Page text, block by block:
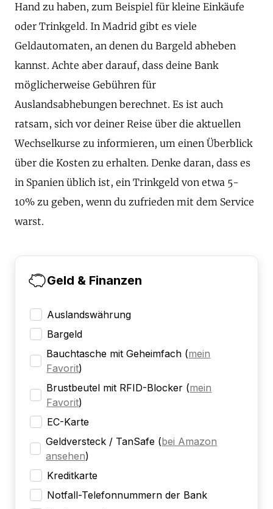
Hand zu haben, zum Beispiel für kleine Einkäufe
oder Trinkgeld. In Madrid gibt es viele
Geldautomaten, an denen du Bargeld abheben
kannst. Achte aber darauf, dass deine Bank
möglicherweise Gebühren für
Auslandsabhebungen berechnet. Es ist auch
ratsam, sich vor deiner Reise über die aktuellen
Wechselkurse zu informieren, um einen Überblick
über die Kosten zu erhalten. Denke daran, dass es
in Spanien üblich ist, ein Trinkgeld von etwa 5-
10% zu geben, wenn du zufrieden mit dem Service
warst.
Geld & Finanzen
Auslandswährung
Bargeld
Bauchtasche mit Geheimfach (mein
Favorit)
Brustbeutel mit RFID-Blocker (mein
Favorit)
EC-Karte
Geldversteck / TanSafe (bei Amazon
ansehen)
Kreditkarte
Notfall-Telefonnummern der Bank